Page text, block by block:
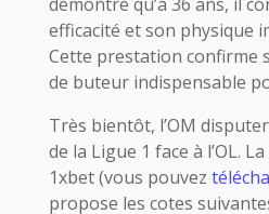
efficacité et son physique
Cette prestation confirme
de buteur indispensable
Très bientôt, l’OM
de la Ligue 1 face à l’OL.
1xbet (vous pouvez
propose les cotes